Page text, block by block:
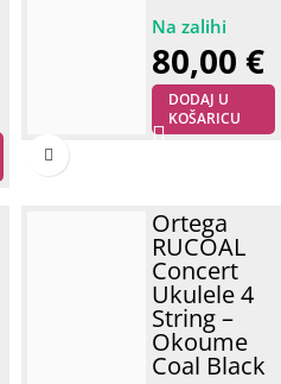
80,00 €
DODAJ U
KOŠARICU
Ortega
RUCOAL
Concert
Ukulele 4
String –
Okoume
Coal Black